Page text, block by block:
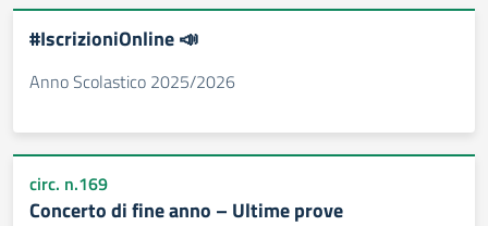
#IscrizioniOnline 📣
Anno Scolastico 2025/2026
circ. n.169
Concerto di fine anno – Ultime prove